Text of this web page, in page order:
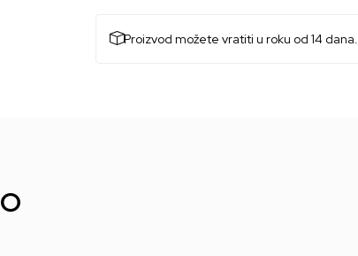
Proizvod možete vratiti u roku od 14 dana.